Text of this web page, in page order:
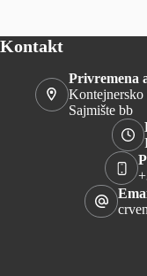
Kontakt
Privremena
Kontejnersko
Sajmište bb